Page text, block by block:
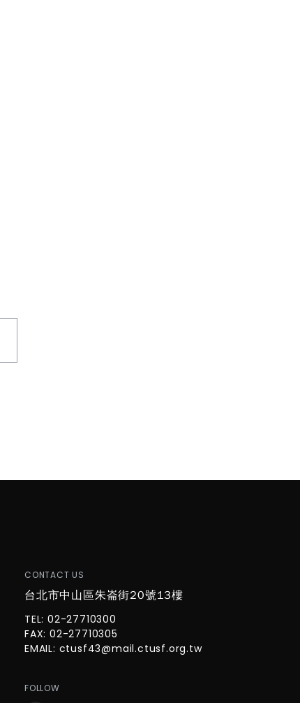
CONTACT US
台北市中山區朱崙街20號13樓
TEL: 02-27710300
FAX: 02-27710305
EMAIL: ctusf43@mail.ctusf.org.tw
FOLLOW